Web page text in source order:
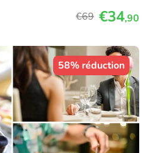
€69 €34,90
58% réduction